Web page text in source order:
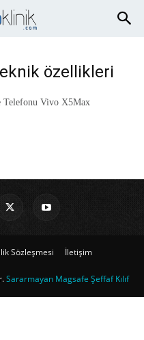
özellikleri
Telefonu Vivo X5Max
Sözleşmesi İletişim
Sararmayan Magsafe Şeffaf Kılıf